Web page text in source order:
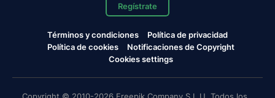
Regístrate
Términos y condiciones
Política de privacidad
Política de cookies
Notificaciones de Copyright
Cookies settings